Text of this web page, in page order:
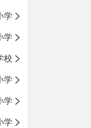
学
学
校
学
学
学